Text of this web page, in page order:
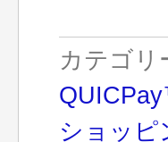
カテゴリ
ショッピ